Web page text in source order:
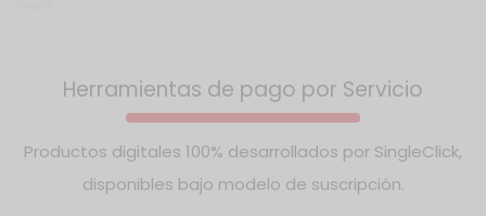
Herramientas de pago por Servicio
Productos digitales 100% desarrollados por SingleClick,
disponibles bajo modelo de suscripción.